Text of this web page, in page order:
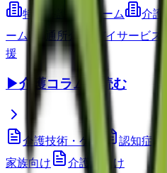
特別養護老人ホーム 介護
ーム
通所介護(デイサービス)
援
▶介護コラムを読む
介護技術・ケア 認知症ケ
家族向け
介護職向け